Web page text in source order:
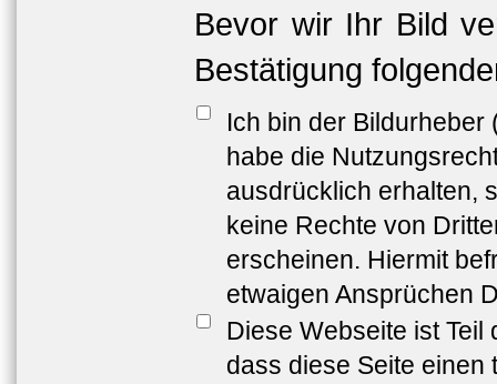
Bevor wir Ihr Bild
Bestätigung
Ich bin der
habe die
ausdrücklich erhalten,
keine Rechte von
erscheinen. Hiermit
etwaigen Ansprüchen
Diese Webseite ist Teil
dass diese Seite einen